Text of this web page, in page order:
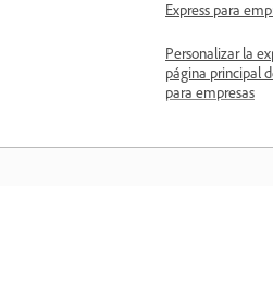
Express para
Personalizar la
página principal
para empresas